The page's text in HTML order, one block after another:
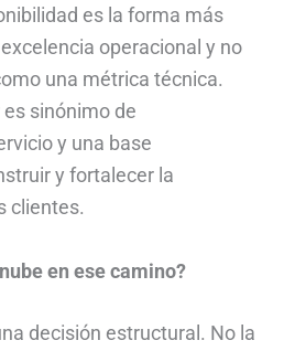
es la forma más
operacional y no
una métrica técnica.
sinónimo de
y una base
y fortalecer la
clientes.
en ese camino?
decisión estructural. No la